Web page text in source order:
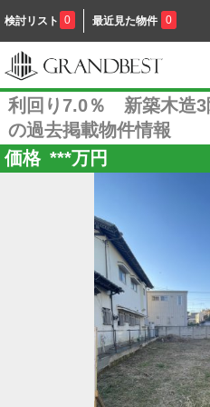
検討リスト 0 最近見た物件 0
利回り7.0％ 新築木造
の過去掲載物件情報
価格 ***万円